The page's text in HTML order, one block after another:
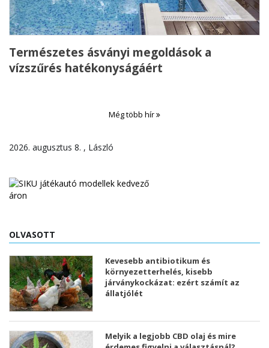
Természetes ásványi megoldások a
vízszűrés hatékonyságáért
Még több hír
2026. augusztus 8. , László
OLVASOTT
Kevesebb antibiotikum és
környezetterhelés, kisebb
járványkockázat: ezért számít az
állatjólét
Melyik a legjobb CBD olaj és mire